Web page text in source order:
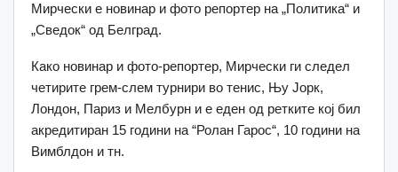
Мирчески е новинар и фото репортер на „Политика“ и
„Сведок“ од Белград.
Како новинар и фото-репортер, Мирчески ги следел
четирите грем-слем турнири во тенис, Њу Јорк,
Лондон, Париз и Мелбурн и е еден од ретките кој бил
акредитиран 15 години на “Ролан Гарос“, 10 години на
Вимблдон и тн.